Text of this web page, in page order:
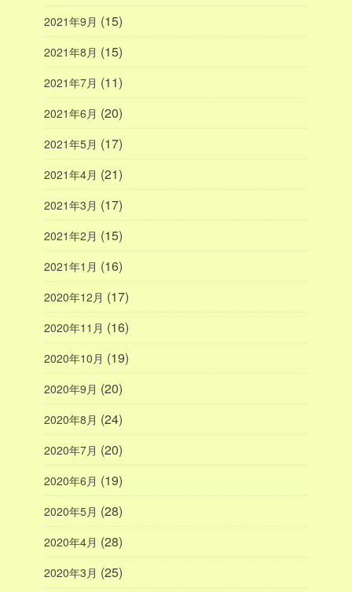
2021年9月 (15)
2021年8月 (15)
2021年7月 (11)
2021年6月 (20)
2021年5月 (17)
2021年4月 (21)
2021年3月 (17)
2021年2月 (15)
2021年1月 (16)
2020年12月 (17)
2020年11月 (16)
2020年10月 (19)
2020年9月 (20)
2020年8月 (24)
2020年7月 (20)
2020年6月 (19)
2020年5月 (28)
2020年4月 (28)
2020年3月 (25)